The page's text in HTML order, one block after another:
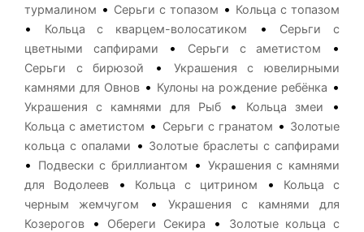
турмалином • Серьги с топазом • Кольца с топазом
• Кольца с кварцем-волосатиком •
Серьги с
цветными сапфирами
• Серьги с аметистом •
Серьги с бирюзой •
Украшения с ювелирными
камнями для Овнов• Кулоны на рождение ребёнка •
Украшения с камнями для Рыб • Кольца змеи •
Кольца с аметистом • Серьги с гранатом • Золотые
кольца с опалами • Золотые браслеты с сапфирами
• Подвески с бриллиантом • Украшения с камнями
для Водолеев• Кольца с цитрином •
Кольца с
черным жемчугом
•Украшения с камнями для
Козерогов • Обереги Секира •
Золотые кольца с